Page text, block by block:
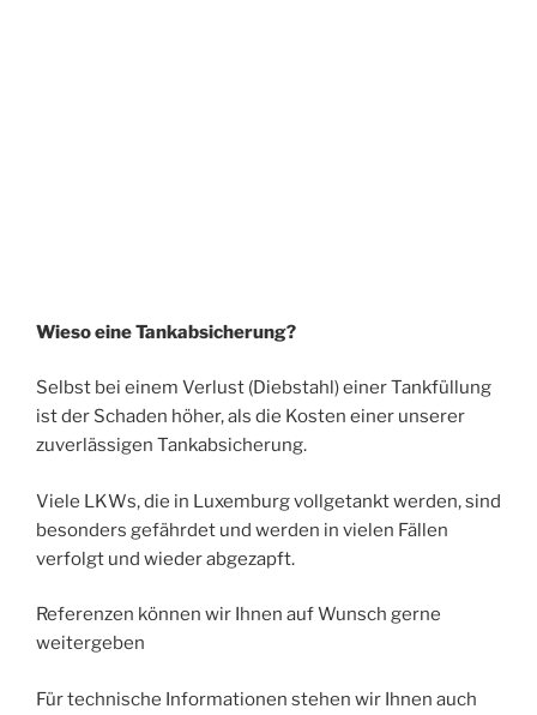
Wieso eine Tankabsicherung?
Selbst bei einem Verlust (Diebstahl) einer Tankfüllung
ist der Schaden höher, als die Kosten einer unserer
zuverlässigen Tankabsicherung.
Viele LKWs, die in Luxemburg vollgetankt werden, sind
besonders gefährdet und werden in vielen Fällen
verfolgt und wieder abgezapft.
Referenzen können wir Ihnen auf Wunsch gerne
weitergeben
Für technische Informationen stehen wir Ihnen auch